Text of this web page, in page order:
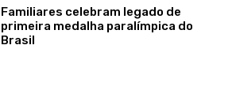
Familiares celebram legado de
primeira medalha paralímpica do
Brasil